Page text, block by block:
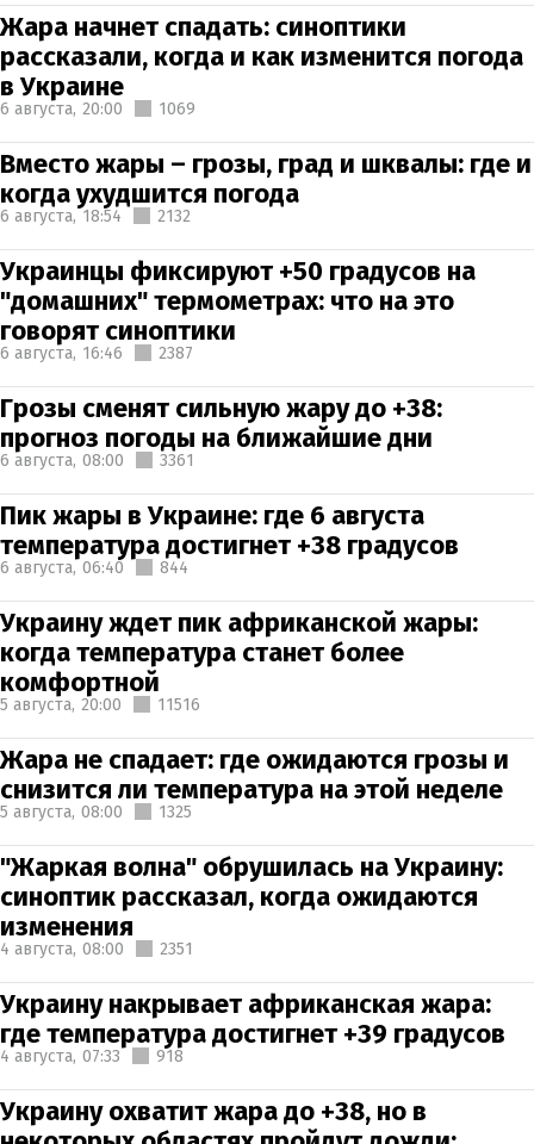
Жара начнет спадать: синоптики
рассказали, когда и как изменится погода
в Украине
6 августа, 20:00 1069
Вместо жары – грозы, град и шквалы: где и
когда ухудшится погода
6 августа, 18:54 2132
Украинцы фиксируют +50 градусов на
"домашних" термометрах: что на это
говорят синоптики
6 августа, 16:46 2387
Грозы сменят сильную жару до +38:
прогноз погоды на ближайшие дни
6 августа, 08:00 3361
Пик жары в Украине: где 6 августа
температура достигнет +38 градусов
6 августа, 06:40 844
Украину ждет пик африканской жары:
когда температура станет более
комфортной
5 августа, 20:00 11516
Жара не спадает: где ожидаются грозы и
снизится ли температура на этой неделе
5 августа, 08:00 1325
"Жаркая волна" обрушилась на Украину:
синоптик рассказал, когда ожидаются
изменения
4 августа, 08:00 2351
Украину накрывает африканская жара:
где температура достигнет +39 градусов
4 августа, 07:33 918
Украину охватит жара до +38, но в